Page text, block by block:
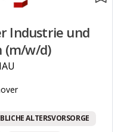
Industrie und
(m/w/d)
ALTERSVORSORGE